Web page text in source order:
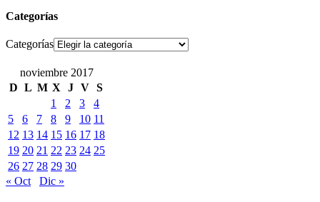
Categorías
Categorías
noviembre 2017
D L M X J V S
1
2 3
4
5
6 7 8 9 10 11
12 13 14 15 16 17 18
19 20 21 22 23 24 25
26 27 28 29 30
« Oct
Dic »